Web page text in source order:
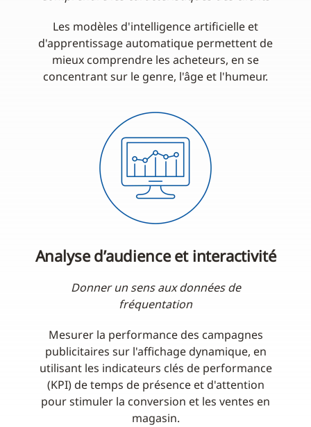
Les modèles d'intelligence artificielle et
d'apprentissage automatique permettent de
mieux comprendre les acheteurs, en se
concentrant sur le genre, l'âge et l'humeur.
Analyse d’audience et interactivité
Donner un sens aux données de
fréquentation
Mesurer la performance des campagnes
publicitaires sur l'affichage dynamique, en
utilisant les indicateurs clés de performance
(KPI) de temps de présence et d'attention
pour stimuler la conversion et les ventes en
magasin.